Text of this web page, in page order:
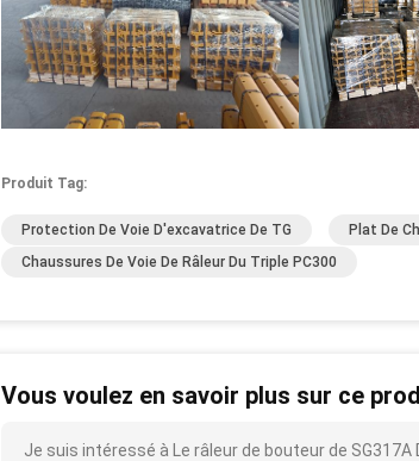
Produit Tag:
Protection De Voie D'excavatrice De TG
Plat De
Chaussures De Voie De Râleur Du Triple PC300
Vous voulez en savoir plus sur ce
Je suis intéressé à Le râleur de bouteur de